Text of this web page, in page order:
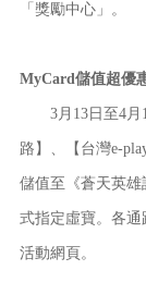
「獎勵中心」。
MyCard儲值超優
3月13日至4月
路】、【台灣e-
儲值至《蒼天英
式指定虛寶。各
活動網頁。